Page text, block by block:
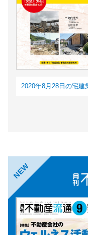
2020年8月28日の宅建
NEW